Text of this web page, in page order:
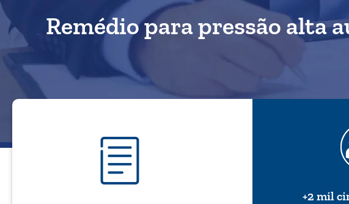
Remédio para pressão alta
+2 mil